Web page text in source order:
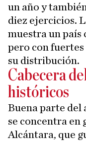
un año y
diez ejercicios.
muestra un país
pero con
su distribución.
Cabecera
históricos
Buena parte del
se concentra en
Alcántara, que